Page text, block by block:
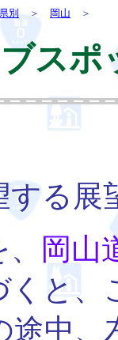
別＞ 岡山 ＞
スポ
る展
岡山
と、
途中